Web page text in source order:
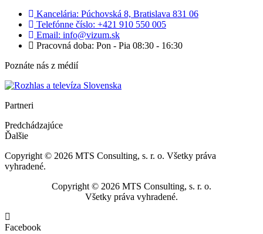
Kancelária: Púchovská 8, Bratislava 831 06
Telefónne číslo: +421 910 550 005
Email: info@vizum.sk
Pracovná doba: Pon - Pia 08:30 - 16:30
Poznáte nás z médií
Partneri
Predchádzajúce
Ďalšie
Copyright © 2026 MTS Consulting, s. r. o. Všetky práva
vyhradené.
Copyright © 2026 MTS Consulting, s. r. o.
Všetky práva vyhradené.
Facebook